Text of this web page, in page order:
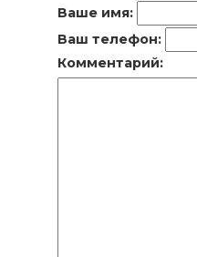
Ваше имя:
Ваш телефон:
Комментарий: